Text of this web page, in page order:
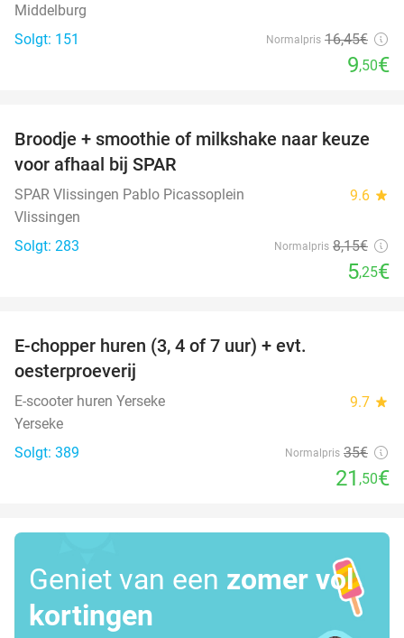
Middelburg
Solgt: 151
Normalpris 16,45€
9,50€
36%
Broodje + smoothie of milkshake naar keuze
voor afhaal bij SPAR
SPAR Vlissingen Pablo Picassoplein 9.6 star
Vlissingen
Solgt: 283
Normalpris 8,15€
5,25€
E-chopper huren (3, 4 of 7 uur) + evt.
oesterproeverij
E-scooter huren Yerseke 9.7 star
Yerseke
Solgt: 389
Normalpris 35€
21 ,50€
Geniet van een zomer vol
kortingen